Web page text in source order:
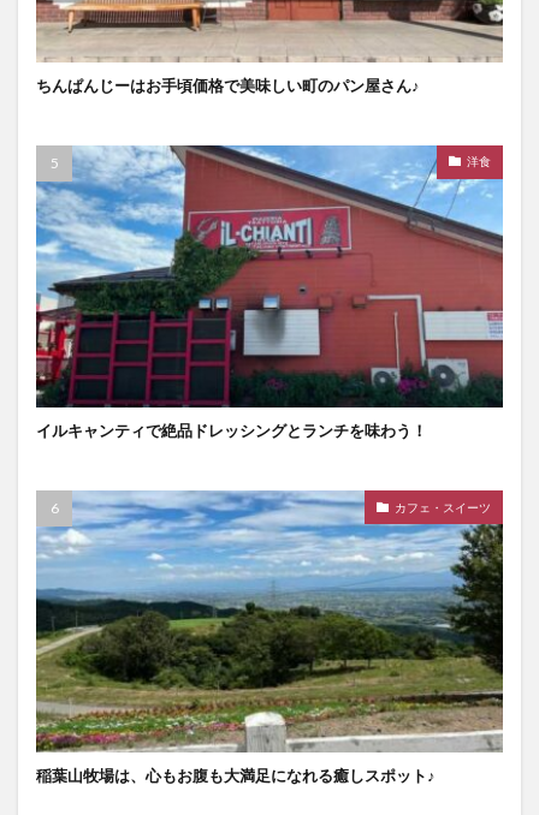
ちんぱんじーはお手頃価格で美味しい町のパン屋さん♪
洋食
イルキャンティで絶品ドレッシングとランチを味わう！
カフェ・スイーツ
稲葉山牧場は、心もお腹も大満足になれる癒しスポット♪